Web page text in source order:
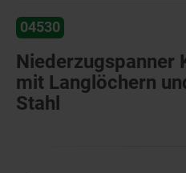
04530
Niederzugspanner
mit Langlöchern
Stahl